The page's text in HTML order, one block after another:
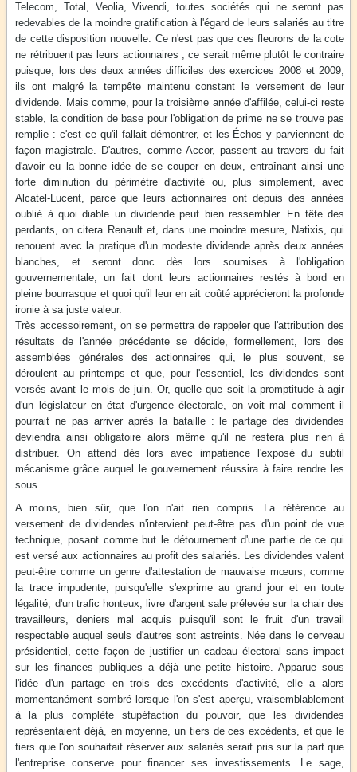
Telecom, Total, Veolia, Vivendi, toutes sociétés qui ne seront pas
redevables de la moindre gratification à l'égard de leurs salariés au titre
de cette disposition nouvelle. Ce n'est pas que ces fleurons de la cote
ne rétribuent pas leurs actionnaires ; ce serait même plutôt le contraire
puisque, lors des deux années difficiles des exercices 2008 et 2009,
ils ont malgré la tempête maintenu constant le versement de leur
dividende. Mais comme, pour la troisième année d'affilée, celui-ci reste
stable, la condition de base pour l'obligation de prime ne se trouve pas
remplie : c'est ce qu'il fallait démontrer, et les Échos y parviennent de
façon magistrale. D'autres, comme Accor, passent au travers du fait
d'avoir eu la bonne idée de se couper en deux, entraînant ainsi une
forte diminution du périmètre d'activité ou, plus simplement, avec
Alcatel-Lucent, parce que leurs actionnaires ont depuis des années
oublié à quoi diable un dividende peut bien ressembler. En tête des
perdants, on citera Renault et, dans une moindre mesure, Natixis, qui
renouent avec la pratique d'un modeste dividende après deux années
blanches, et seront donc dès lors soumises à l'obligation
gouvernementale, un fait dont leurs actionnaires restés à bord en
pleine bourrasque et quoi qu'il leur en ait coûté apprécieront la profonde
ironie à sa juste valeur.
Très accessoirement, on se permettra de rappeler que l'attribution des
résultats de l'année précédente se décide, formellement, lors des
assemblées générales des actionnaires qui, le plus souvent, se
déroulent au printemps et que, pour l'essentiel, les dividendes sont
versés avant le mois de juin. Or, quelle que soit la promptitude à agir
d'un législateur en état d'urgence électorale, on voit mal comment il
pourrait ne pas arriver après la bataille : le partage des dividendes
deviendra ainsi obligatoire alors même qu'il ne restera plus rien à
distribuer. On attend dès lors avec impatience l'exposé du subtil
mécanisme grâce auquel le gouvernement réussira à faire rendre les
sous.
A moins, bien sûr, que l'on n'ait rien compris. La référence au
versement de dividendes n'intervient peut-être pas d'un point de vue
technique, posant comme but le détournement d'une partie de ce qui
est versé aux actionnaires au profit des salariés. Les dividendes valent
peut-être comme un genre d'attestation de mauvaise mœurs, comme
la trace impudente, puisqu'elle s'exprime au grand jour et en toute
légalité, d'un trafic honteux, livre d'argent sale prélevée sur la chair des
travailleurs, deniers mal acquis puisqu'il sont le fruit d'un travail
respectable auquel seuls d'autres sont astreints. Née dans le cerveau
présidentiel, cette façon de justifier un cadeau électoral sans impact
sur les finances publiques a déjà une petite histoire. Apparue sous
l'idée d'un partage en trois des excédents d'activité, elle a alors
momentanément sombré lorsque l'on s'est aperçu, vraisemblablement
à la plus complète stupéfaction du pouvoir, que les dividendes
représentaient déjà, en moyenne, un tiers de ces excédents, et que le
tiers que l'on souhaitait réserver aux salariés serait pris sur la part que
l'entreprise conserve pour financer ses investissements. Le sage,